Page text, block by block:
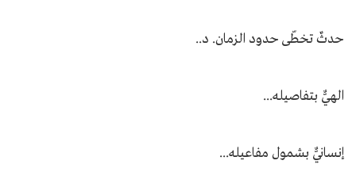
حدثٌ تخطّى حدود الزمان. د..
الهيٌّ بتفاصيله...
إنسانيٌّ بشمول مفاعيله...